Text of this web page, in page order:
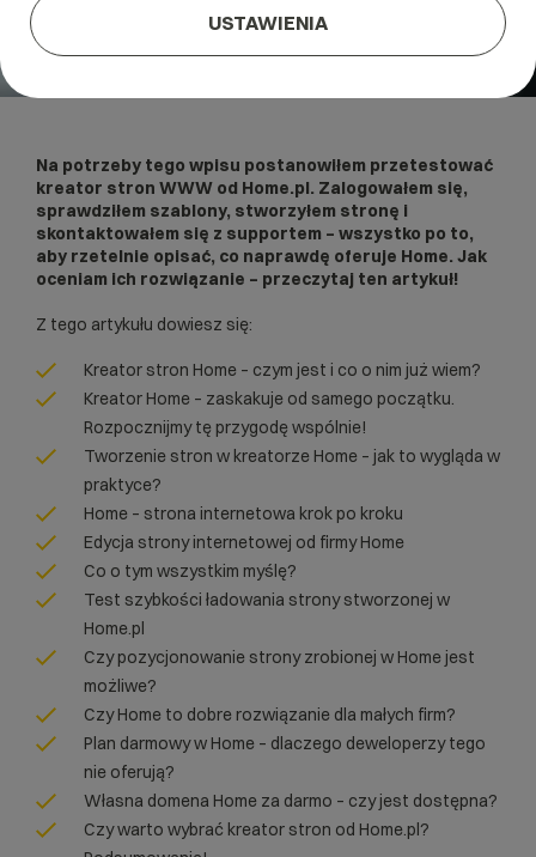
Na potrzeby tego wpisu postanowiłem przetestować
kreator stron WWW od Home.pl. Zalogowałem się,
sprawdziłem szablony, stworzyłem stronę i
skontaktowałem się z supportem – wszystko po to,
aby rzetelnie opisać, co naprawdę oferuje Home. Jak
oceniam ich rozwiązanie – przeczytaj ten artykuł!
Z tego artykułu dowiesz się:
Kreator stron Home – czym jest i co o nim już wiem?
Kreator Home – zaskakuje od samego początku.
Rozpocznijmy tę przygodę wspólnie!
Tworzenie stron w kreatorze Home – jak to wygląda w
praktyce?
Home – strona internetowa krok po kroku
Edycja strony internetowej od firmy Home
Co o tym wszystkim myślę?
Test szybkości ładowania strony stworzonej w
Home.pl
Czy pozycjonowanie strony zrobionej w Home jest
możliwe?
Czy Home to dobre rozwiązanie dla małych firm?
Plan darmowy w Home – dlaczego deweloperzy tego
nie oferują?
Własna domena Home za darmo – czy jest dostępna?
Czy warto wybrać kreator stron od Home.pl?
USTAWIENIA